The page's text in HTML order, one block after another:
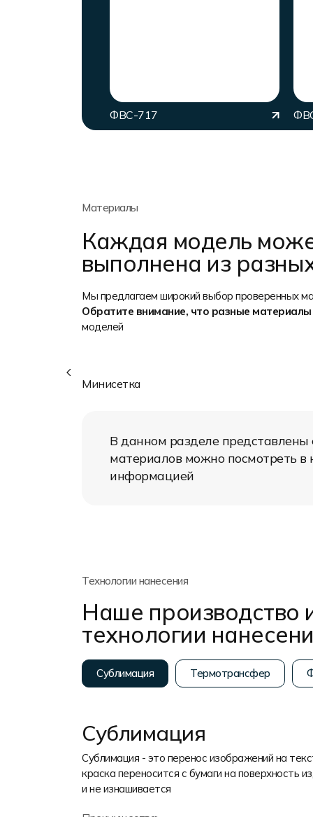
ФВС-717
Материалы
Каждая модель
выполнена из
Мы предлагаем широкий выбор проверенных
Обратите внимание, что разные
моделей
Растяжимость
Лёгкость
Яркость печати
Износостойкость
форма
растяжимость. Высокая
воздухопроницаемость, улучшает
вентиляцию во время игры. Бывает
всех основных цветов.
Минисетка
В данном разделе
материалов можно посмотреть в
информацией
Технологии нанесения
Наше производство
технологии
Сублимация Термотрансфер
Сублимация
Сублимация - это перенос изображений на
краска переносится с бумаги на поверхность
и не изнашивается